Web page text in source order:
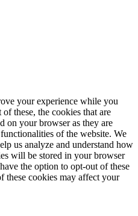
your experience while you
these, the cookies that are
on your browser as they are
of the website. We
us analyze and understand how
will be stored in your browser
the option to opt-out of these
these cookies may affect your